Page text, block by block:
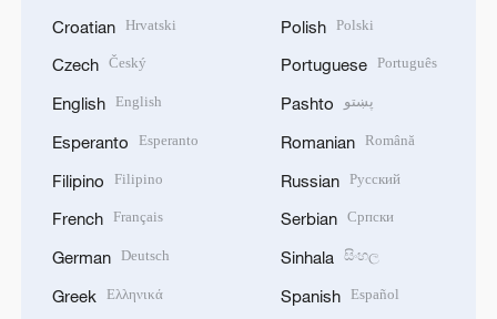
Croatian Hrvatski
Czech Český
English English
Esperanto Esperanto
Filipino Filipino
French Français
German Deutsch
Greek Ελληνικά
Polish Polski
Portuguese Português
Pashto پښتو
Romanian Română
Russian Русский
Serbian Српски
Sinhala සිංහල
Spanish Español